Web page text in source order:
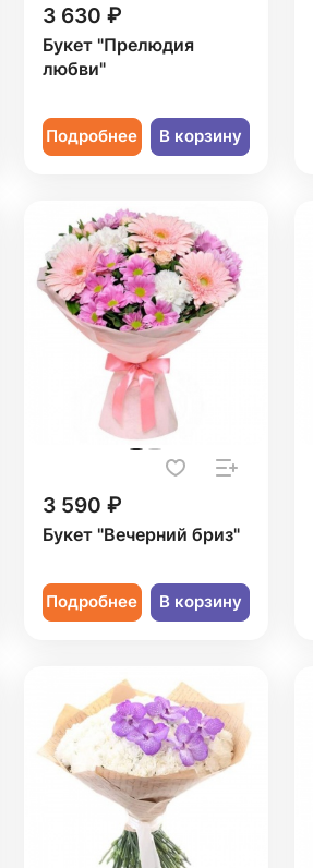
3 630 ₽
Букет "Прелюдия
любви"
Подробнее В корзину
3 590 ₽
Букет "Вечерний бриз"
Подробнее В корзину